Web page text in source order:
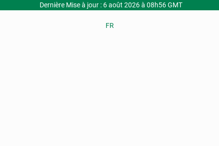
Dernière Mise à jour : 6 août 2026 à 08h56 GMT
FR